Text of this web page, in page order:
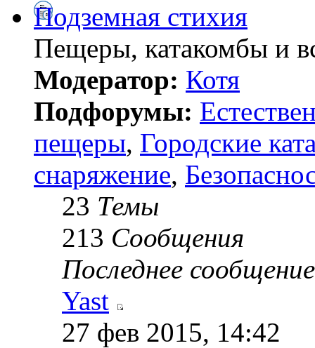
Подземная стихия
Пещеры, катакомбы и
Модератор: Котя
Подфорумы:
пещеры, Городские
снаряжение,
23 Темы
213 Сообщения
Последнее сообщение
Yast
27 фев 2015, 14:42